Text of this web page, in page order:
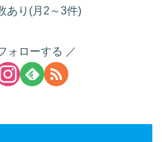
あり(月2～3件)
ォローする